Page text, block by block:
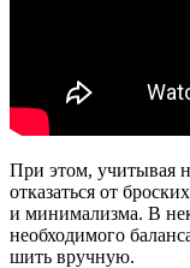
При этом, учитывая
отказаться от
и минимализма. В
необходимого
шить вручную.